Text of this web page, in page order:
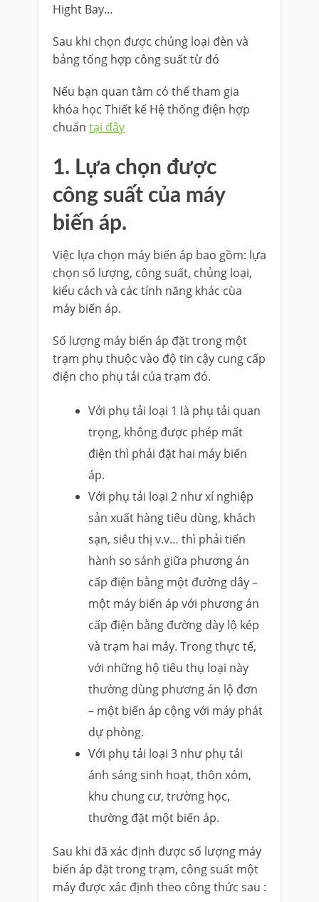
Hight Bay…
Sau khi chọn được chủng loại đèn và
bảng tổng hợp công suất từ đó
Nếu bạn quan tâm có thể tham gia
khóa học Thiết kế Hệ thống điện hợp
chuẩn tại đây
1. Lựa chọn được
công suất của máy
biến áp.
Việc lựa chọn máy biến áp bao gồm: lựa
chọn số lượng, công suất, chủng loại,
kiểu cách và các tính năng khác cùa
máy biến áp.
Số lượng máy biến áp đặt trong một
trạm phụ thuộc vào độ tin cậy cung cấp
điện cho phụ tải của trạm đó.
Với phụ tải loại 1 là phụ tải quan
trọng, không được phép mất
điện thì phải đặt hai máy biến
áp.
Với phụ tải loại 2 như xí nghiệp
sản xuất hàng tiêu dùng, khách
sạn, siêu thị v.v… thì phải tiến
hành so sánh giữa phương án
cấp điện bằng một đường dây –
một máy biến áp với phương án
cấp điện bằng đường dày lộ kép
và trạm hai máy. Trong thực tế,
với những hộ tiêu thụ loại này
thường dùng phương án lộ đơn
– một biến áp cộng với máy phát
dự phòng.
Với phụ tải loại 3 như phụ tải
ánh sáng sinh hoạt, thôn xóm,
khu chung cư, trường học,
thường đặt một biến áp.
Sau khi đã xác định được số lượng máy
biến áp đặt trong trạm, công suất một
máy được xác định theo công thức sau :